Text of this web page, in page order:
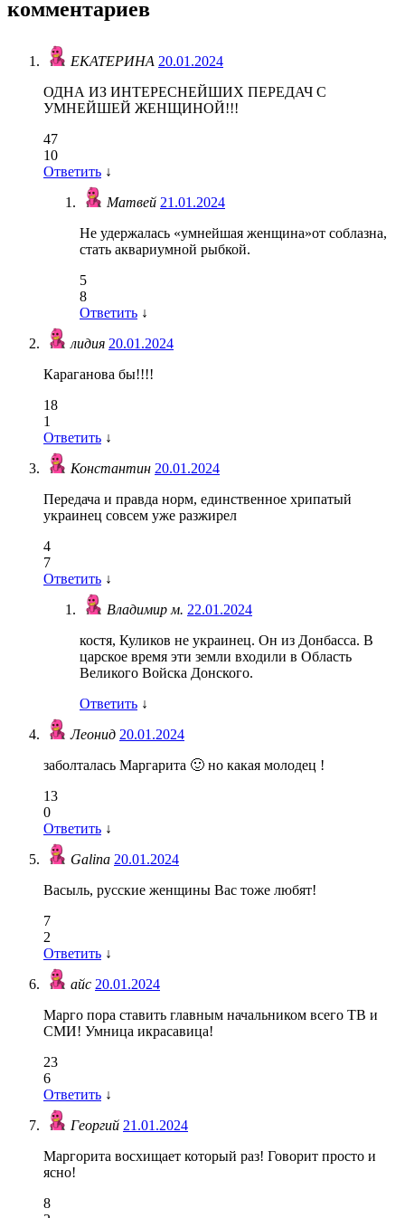
комментариев
ЕКАТЕРИНА 20.01.2024
ОДНА ИЗ ИНТЕРЕСНЕЙШИХ ПЕРЕДАЧ С
УМНЕЙШЕЙ ЖЕНЩИНОЙ!!!
47
10
Ответить ↓
Матвей 21.01.2024
Не удержалась «умнейшая женщина»от соблазна,
стать аквариумной рыбкой.
5
8
Ответить ↓
лидия 20.01.2024
Караганова бы!!!!
18
1
Ответить ↓
Константин 20.01.2024
Передача и правда норм, единственное хрипатый
украинец совсем уже разжирел
4
7
Ответить ↓
Владимир м. 22.01.2024
костя, Куликов не украинец. Он из Донбасса. В
царское время эти земли входили в Область
Великого Войска Донского.
Ответить ↓
Леонид 20.01.2024
заболталась Маргарита 🙂 но какая молодец !
13
0
Ответить ↓
Galina 20.01.2024
Васыль, русские женщины Вас тоже любят!
7
2
Ответить ↓
айс 20.01.2024
Марго пора ставить главным начальником всего ТВ и
СМИ! Умница икрасавица!
23
6
Ответить ↓
Георгий 21.01.2024
Маргорита восхищает который раз! Говорит просто и
ясно!
8